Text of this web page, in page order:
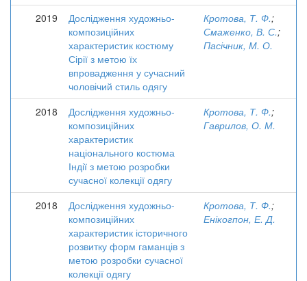
2019
Дослідження художньо-
композиційних
характеристик костюму
Сірії з метою їх
впровадження у сучасний
чоловічий стиль одягу
Кротова, Т. Ф.;
Смаженко, В. С.;
Пасічник, М. О.
2018
Дослідження художньо-
композиційних
характеристик
національного костюма
Індії з метою розробки
сучасної колекції одягу
Кротова, Т. Ф.;
Гаврилов, О. М.
2018
Дослідження художньо-
композиційних
характеристик історичного
розвитку форм гаманців з
метою розробки сучасної
колекції одягу
Кротова, Т. Ф.;
Енікогпон, Е. Д.